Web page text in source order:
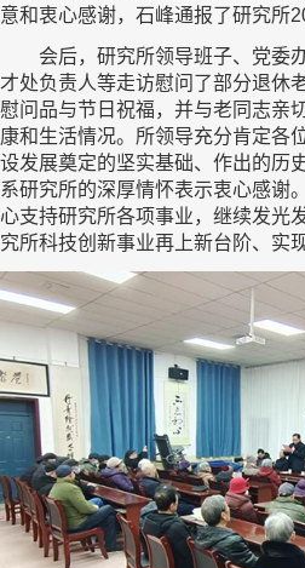
意和衷心感谢，石峰通报了研究所
会后，研究所领导班子、党委
才处负责人等走访慰问了部分退休
慰问品与节日祝福，并与老同志亲
康和生活情况。所领导充分肯定各
设发展奠定的坚实基础、作出的历
系研究所的深厚情怀表示衷心感谢
心支持研究所各项事业，继续发光
究所科技创新事业再上新台阶、实